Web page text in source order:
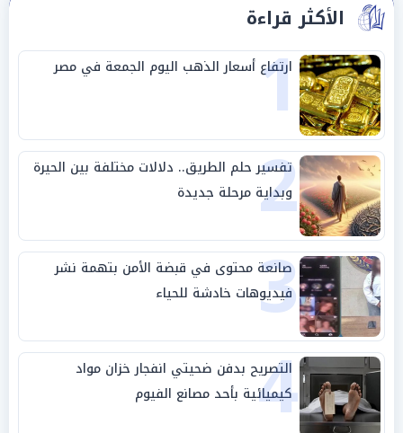
الأكثر قراءة
1
ارتفاع أسعار الذهب اليوم الجمعة في مصر
2
تفسير حلم الطريق.. دلالات مختلفة بين الحيرة
وبداية مرحلة جديدة
3
صانعة محتوى في قبضة الأمن بتهمة نشر
فيديوهات خادشة للحياء
4
التصريح بدفن ضحيتي انفجار خزان مواد
كيميائية بأحد مصانع الفيوم